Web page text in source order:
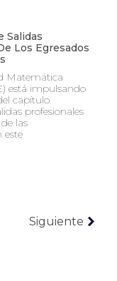
Salidas
Los Egresados
Matemática
está impulsando
capítulo
profesionales
las
este
Siguiente